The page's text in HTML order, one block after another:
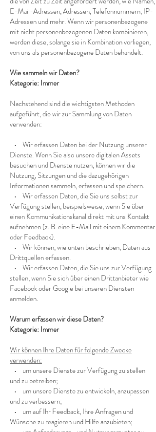
E-Mail-Adressen, Adressen, Telefonnummern, IP-
Adressen und mehr. Wenn wir personenbezogene
mit nicht personenbezogenen Daten kombinieren,
werden diese, solange sie in Kombination vorliegen,
von uns als personenbezogene Daten behandelt.
Wie sammeln wir Daten?
Kategorie: Immer
Nachstehend sind die wichtigsten Methoden
aufgeführt, die wir zur Sammlung von Daten
verwenden:
• Wir erfassen Daten bei der Nutzung unserer
Dienste. Wenn Sie also unsere digitalen Assets
besuchen und Dienste nutzen, können wir die
Nutzung, Sitzungen und die dazugehörigen
Informationen sammeln, erfassen und speichern.
• Wir erfassen Daten, die Sie uns selbst zur
Verfügung stellen, beispielsweise, wenn Sie über
einen Kommunikationskanal direkt mit uns Kontakt
aufnehmen (z. B. eine E-Mail mit einem Kommentar
oder Feedback).
• Wir können, wie unten beschrieben, Daten aus
Drittquellen erfassen.
• Wir erfassen Daten, die Sie uns zur Verfügung
stellen, wenn Sie sich über einen Drittanbieter wie
Facebook oder Google bei unseren Diensten
anmelden.
Warum erfassen wir diese Daten?
Kategorie: Immer
Wir können Ihre Daten für folgende Zwecke
verwenden:
• um unsere Dienste zur Verfügung zu stellen
und zu betreiben;
• um unsere Dienste zu entwickeln, anzupassen
und zu verbessern;
• um auf Ihr Feedback, Ihre Anfragen und
Wünsche zu reagieren und Hilfe anzubieten;